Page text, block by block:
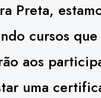
Preta,
cursos que
aos
uma